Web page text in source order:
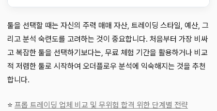
툴을 선택할 때는 자신의 주력 매매 자산, 트레이딩 스타일, 예산, 그
리고 분석 숙련도를 고려하는 것이 중요합니다. 처음부터 가장 비싸
고 복잡한 툴을 선택하기보다는, 무료 체험 기간을 활용하거나 비교
적 저렴한 툴로 시작하여 오더플로우 분석에 익숙해지는 것을 추천
합니다.
⭐ 프롭 트레이딩 업체 비교 및 무위험 합격 위한 단계별 전략